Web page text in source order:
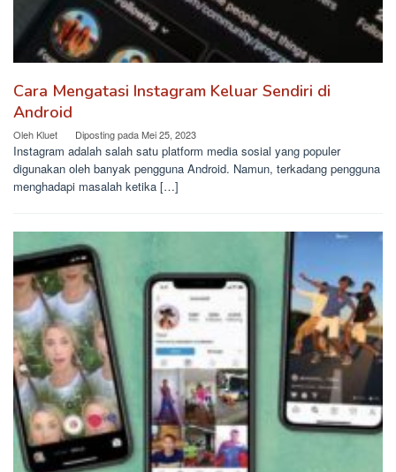
Cara Mengatasi Instagram Keluar Sendiri di
Android
Oleh Kluet Diposting padaMei 25, 2023
Instagram adalah salah satu platform media sosial yang populer
digunakan oleh banyak pengguna Android. Namun, terkadang pengguna
menghadapi masalah ketika […]